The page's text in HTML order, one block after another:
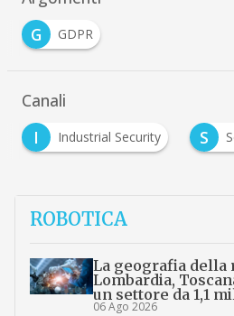
G
GDPR
Canali
I
Industrial Security S
ROBOTICA
La geografia della
Lombardia,
un settore da 1,1
06 Ago 2026